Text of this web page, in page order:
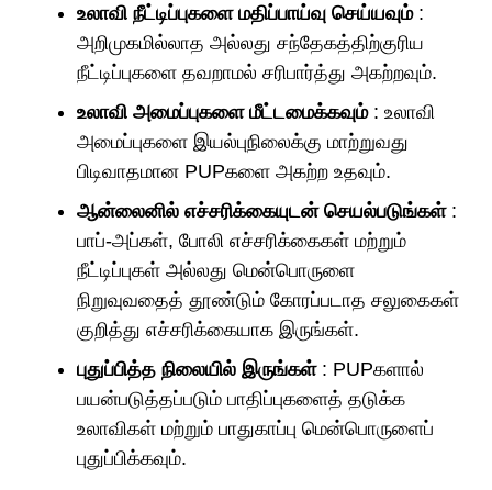
உலாவி நீட்டிப்புகளை மதிப்பாய்வு செய்யவும்:
அறிமுகமில்லாத அல்லது சந்தேகத்திற்குரிய
நீட்டிப்புகளை தவறாமல் சரிபார்த்து அகற்றவும்.
உலாவி அமைப்புகளை மீட்டமைக்கவும்: உலாவி
அமைப்புகளை இயல்புநிலைக்கு மாற்றுவது
பிடிவாதமான PUPகளை அகற்ற உதவும்.
ஆன்லைனில் எச்சரிக்கையுடன் செயல்படுங்கள்:
பாப்-அப்கள், போலி எச்சரிக்கைகள் மற்றும்
நீட்டிப்புகள் அல்லது மென்பொருளை
நிறுவுவதைத் தூண்டும் கோரப்படாத சலுகைகள்
குறித்து எச்சரிக்கையாக இருங்கள்.
புதுப்பித்த நிலையில் இருங்கள்: PUPகளால்
பயன்படுத்தப்படும் பாதிப்புகளைத் தடுக்க
உலாவிகள் மற்றும் பாதுகாப்பு மென்பொருளைப்
புதுப்பிக்கவும்.